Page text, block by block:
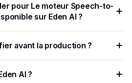
de bout en bout pour fournir
à grande échelle, fiable et
pour Le moteur Speech-to-
sur Eden AI ?
à l'API Eden AI.
avant la production ?
diplômés en physique de
AI ?